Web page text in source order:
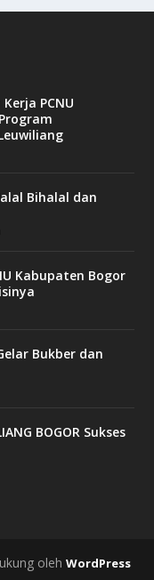
PCNU
Bihalal dan
Kabupaten Bogor
Bukber dan
BOGOR Sukses
oleh WordPress